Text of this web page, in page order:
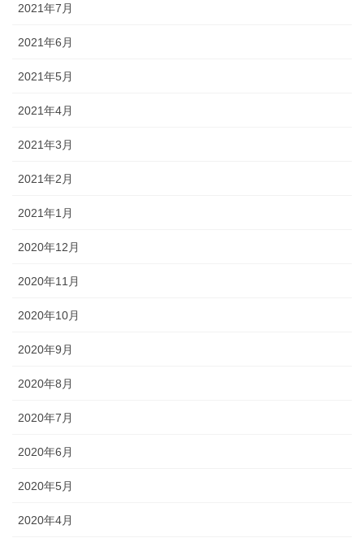
2021年7月
2021年6月
2021年5月
2021年4月
2021年3月
2021年2月
2021年1月
2020年12月
2020年11月
2020年10月
2020年9月
2020年8月
2020年7月
2020年6月
2020年5月
2020年4月